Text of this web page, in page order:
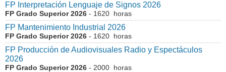
FP Interpretación Lenguaje de Signos 2026
FP Grado Superior 2026 - 1620 horas
FP Mantenimiento Industrial 2026
FP Grado Superior 2026 - 1620 horas
FP Producción de Audiovisuales Radio y Espectáculos
2026
FP Grado Superior 2026 - 2000 horas